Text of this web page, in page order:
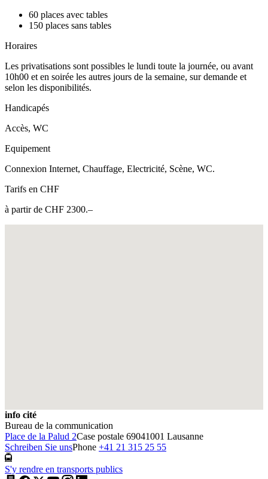
60 places avec tables
150 places sans tables
Horaires
Les privatisations sont possibles le lundi toute la journée, ou avant
10h00 et en soirée les autres jours de la semaine, sur demande et
selon les disponibilités.
Handicapés
Accès, WC
Equipement
Connexion Internet, Chauffage, Electricité, Scène, WC.
Tarifs en CHF
à partir de CHF 2300.–
info cité
Bureau de la communication
Place de la Palud 2Case postale 69041001 Lausanne
Schreiben Sie unsPhone +41 21 315 25 55
S'y rendre en transports publics